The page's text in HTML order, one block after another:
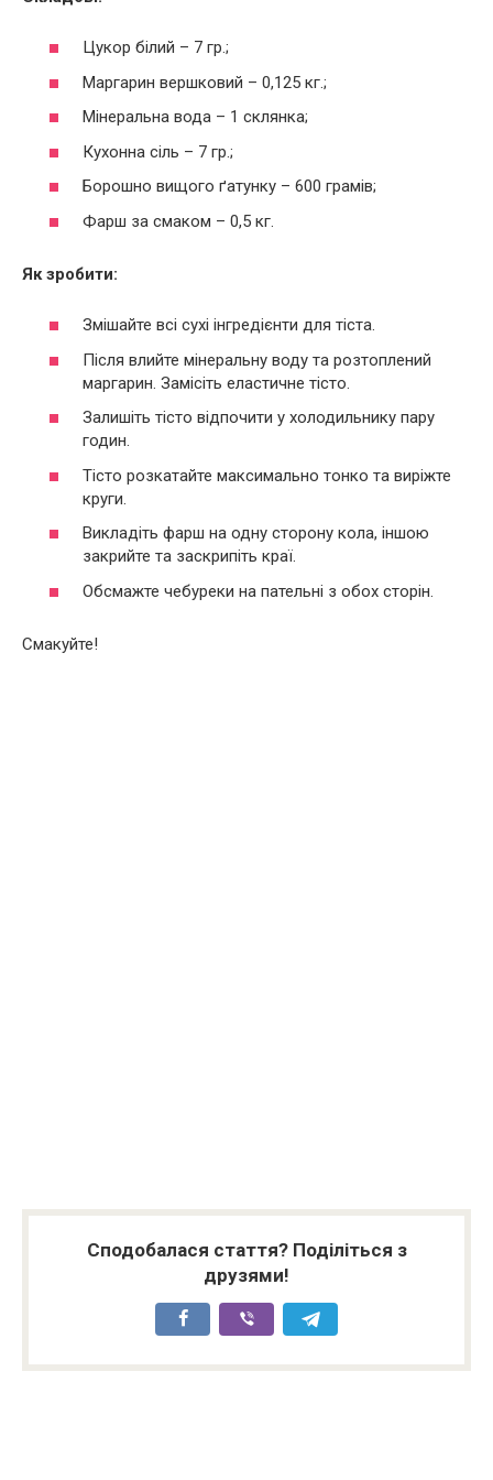
Цукор білий – 7 гр.;
Маргарин вершковий – 0,125 кг.;
Мінеральна вода – 1 склянка;
Кухонна сіль – 7 гр.;
Борошно вищого ґатунку – 600 грамів;
Фарш за смаком – 0,5 кг.
Як зробити:
Змішайте всі сухі інгредієнти для тіста.
Після влийте мінеральну воду та розтоплений
маргарин. Замісіть еластичне тісто.
Залишіть тісто відпочити у холодильнику пару
годин.
Тісто розкатайте максимально тонко та виріжте
круги.
Викладіть фарш на одну сторону кола, іншою
закрийте та заскрипіть краї.
Обсмажте чебуреки на пательні з обох сторін.
Смакуйте!
Сподобалася стаття? Поділіться з
друзями!